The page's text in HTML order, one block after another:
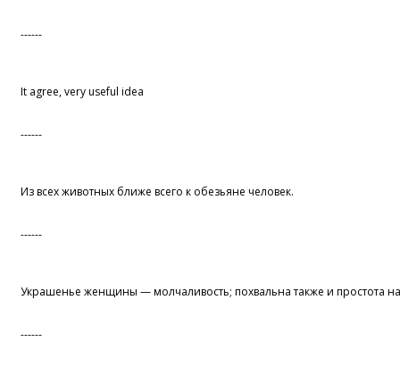
------
It agree, very useful idea
------
Из всех животных ближе всего к обезьяне человек.
------
Украшенье женщины — молчаливость; похвальна также и простота
------